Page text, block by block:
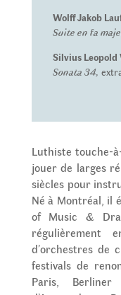
Wolff Jakob
Suite en fa
Silvius Leopold
Sonata 34,
Luthiste touche-
jouer de larges
siècles pour
Né à Montréal, il
of Music &
d’orchestres de
festivals de
Paris, Berliner